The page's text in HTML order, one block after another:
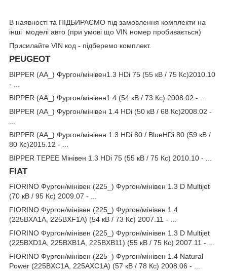
В наявності та ПІДБИРАЄМО під замовлення комплекти на
інші моделі авто (при умові що VIN номер пробивається)
Присилайте VIN код - підберемо комплект.
PEUGEOT
BIPPER (AA_) Фургон/мінівен1.3 HDi 75 (55 кВ / 75 Кс)2010.10
- ...
BIPPER (AA_) Фургон/мінівен1.4 (54 кВ / 73 Кс) 2008.02 - ...
BIPPER (AA_) Фургон/мінівен 1.4 HDi (50 кВ / 68 Кс)2008.02 -
BIPPER (AA_) Фургон/мінівен 1.3 HDi 80 / BlueHDi 80 (59 кВ /
80 Кс)2015.12 - ...
BIPPER TEPEE Мінівен 1.3 HDi 75 (55 кВ / 75 Кс) 2010.10 - ...
FIAT
FIORINO Фургон/мінівен (225_) Фургон/мінівен 1.3 D Multijet
(70 кВ / 95 Кс) 2009.07 - ...
FIORINO Фургон/мінівен (225_) Фургон/мінівен 1.4
(225BXA1A, 225BXF1A) (54 кВ / 73 Кс) 2007.11 - ...
FIORINO Фургон/мінівен (225_) Фургон/мінівен 1.3 D Multijet
(225BXD1A, 225BXB1A, 225BXB11) (55 кВ / 75 Кс) 2007.11 - ...
FIORINO Фургон/мінівен (225_) Фургон/мінівен 1.4 Natural
Power (225BXC1A, 225AXC1A) (57 кВ / 78 Кс) 2008.06 - ...